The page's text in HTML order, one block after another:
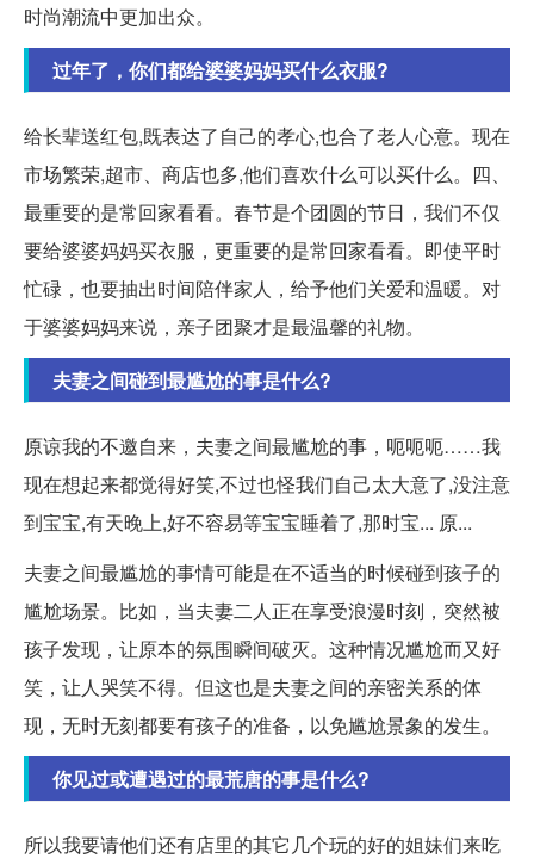
时尚潮流中更加出众。
过年了，你们都给婆婆妈妈买什么衣服?
给长辈送红包,既表达了自己的孝心,也合了老人心意。现在
市场繁荣,超市、商店也多,他们喜欢什么可以买什么。四、
最重要的是常回家看看。春节是个团圆的节日，我们不仅
要给婆婆妈妈买衣服，更重要的是常回家看看。即使平时
忙碌，也要抽出时间陪伴家人，给予他们关爱和温暖。对
于婆婆妈妈来说，亲子团聚才是最温馨的礼物。
夫妻之间碰到最尴尬的事是什么?
原谅我的不邀自来，夫妻之间最尴尬的事，呃呃呃……我
现在想起来都觉得好笑,不过也怪我们自己太大意了,没注意
到宝宝,有天晚上,好不容易等宝宝睡着了,那时宝... 原...
夫妻之间最尴尬的事情可能是在不适当的时候碰到孩子的
尴尬场景。比如，当夫妻二人正在享受浪漫时刻，突然被
孩子发现，让原本的氛围瞬间破灭。这种情况尴尬而又好
笑，让人哭笑不得。但这也是夫妻之间的亲密关系的体
现，无时无刻都要有孩子的准备，以免尴尬景象的发生。
你见过或遭遇过的最荒唐的事是什么?
所以我要请他们还有店里的其它几个玩的好的姐妹们来吃